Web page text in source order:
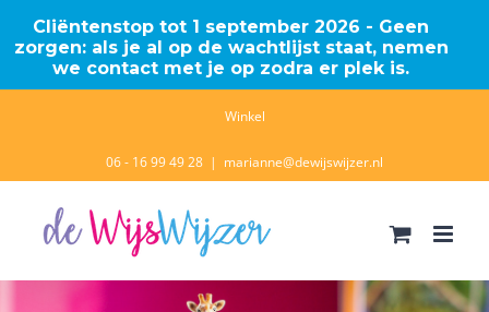
inhoud
Winkel
06 - 16 99 49 28 | marianne@dewijswijzer.nl
Cliëntenstop tot 1 september 2026 - Geen
zorgen: als je al op de wachtlijst staat, nemen
we contact met je op zodra er plek is.